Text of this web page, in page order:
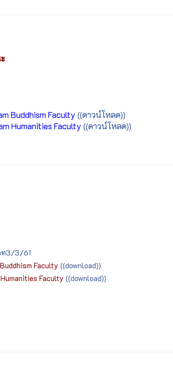
Buddhism Faculty ((ดาวน์โหลด))
Humanities Faculty ((ดาวน์โหลด))
ท3/3/61
Faculty ((download))
Faculty ((download))